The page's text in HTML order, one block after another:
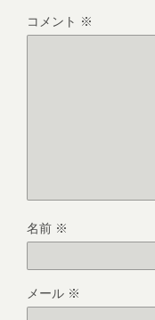
コメント ※
名前 ※
メール ※